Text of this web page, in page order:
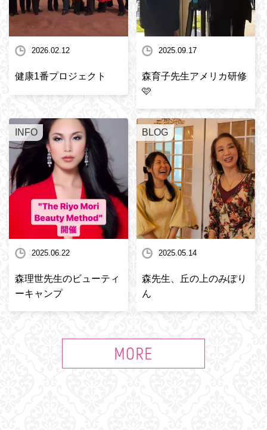
2026.02.12
健康1番プロジェクト
2025.09.17
森育子先生アメリカ研修
🩷
INFO
2025.06.22
森理世先生のビューティ
ーキャンプ
BLOG
2025.05.14
森先生、丘の上のみぽり
ん